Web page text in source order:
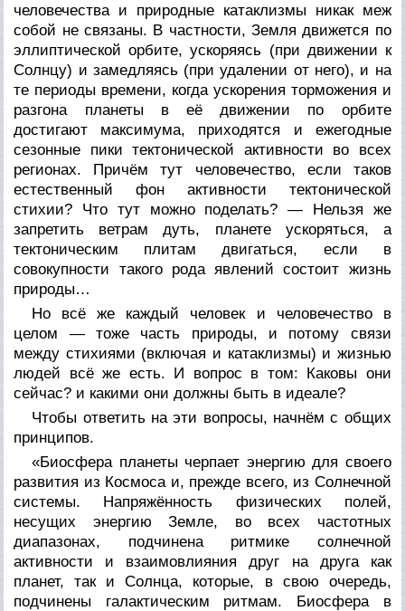
человечества и природные катаклизмы никак меж
собой не связаны. В частности, Земля движется по
эллиптической орбите, ускоряясь (при движении к
Солнцу) и замедляясь (при удалении от него), и на
те периоды времени, когда ускорения торможения и
разгона планеты в её движении по орбите
достигают максимума, приходятся и ежегодные
сезонные пики тектонической активности во всех
регионах. Причём тут человечество, если таков
естественный фон активности тектонической
стихии? Что тут можно поделать? — Нельзя же
запретить ветрам дуть, планете ускоряться, а
тектоническим плитам двигаться, если в
совокупности такого рода явлений состоит жизнь
природы…
Но всё же каждый человек и человечество в
целом — тоже часть природы, и потому связи
между стихиями (включая и катаклизмы) и жизнью
людей всё же есть. И вопрос в том: Каковы они
сейчас? и какими они должны быть в идеале?
Чтобы ответить на эти вопросы, начнём с общих
принципов.
«Биосфера планеты черпает энергию для своего
развития из Космоса и, прежде всего, из Солнечной
системы. Напряжённость физических полей,
несущих энергию Земле, во всех частотных
диапазонах, подчинена ритмике солнечной
активности и взаимовлияния друг на друга как
планет, так и Солнца, которые, в свою очередь,
подчинены галактическим ритмам. Биосфера в